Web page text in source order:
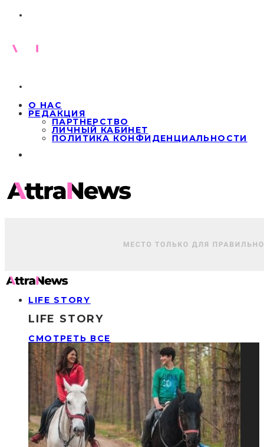
О НАС
РЕДАКЦИЯ
ПАРТНЕРСТВО
ЛИЧНЫЙ КАБИНЕТ
ПОЛИТИКА КОНФИДЕНЦИАЛЬНОСТИ
LIFE STORY
LIFE STORY
СМОТРЕТЬ ВСЕ